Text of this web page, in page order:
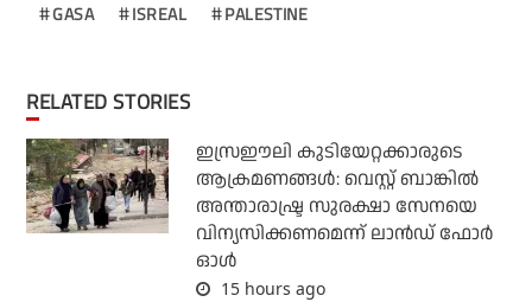
GASA ISREAL PALESTINE
RELATED STORIES
ഇസ്രഈലി കുടിയേറ്റക്കാരുടെ
ആക്രമണങ്ങള്‍: വെസ്റ്റ് ബാങ്കില്‍
അന്താരാഷ്ട്ര സുരക്ഷാ സേനയെ
വിന്യസിക്കണമെന്ന് ലാന്‍ഡ് ഫോര്‍
ഓള്‍
15 hours ago